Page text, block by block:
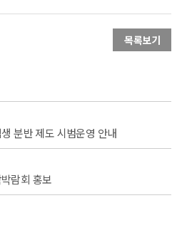
목록보기
분반 제도 시범운영 안내
람회 홍보